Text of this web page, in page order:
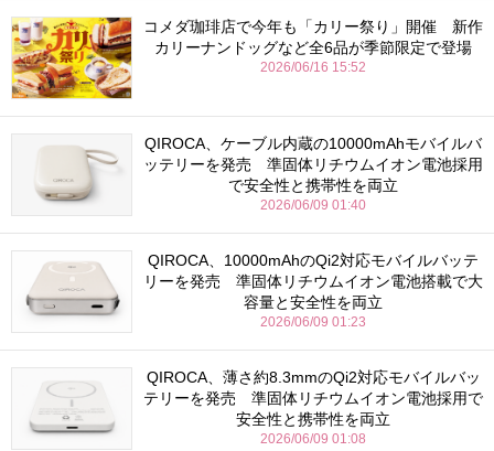
コメダ珈琲店で今年も「カリー祭り」開催 新作
カリーナンドッグなど全6品が季節限定で登場
2026/06/16 15:52
QIROCA、ケーブル内蔵の10000mAhモバイルバ
ッテリーを発売 準固体リチウムイオン電池採用
で安全性と携帯性を両立
2026/06/09 01:40
QIROCA、10000mAhのQi2対応モバイルバッテ
リーを発売 準固体リチウムイオン電池搭載で大
容量と安全性を両立
2026/06/09 01:23
QIROCA、薄さ約8.3mmのQi2対応モバイルバッ
テリーを発売 準固体リチウムイオン電池採用で
安全性と携帯性を両立
2026/06/09 01:08